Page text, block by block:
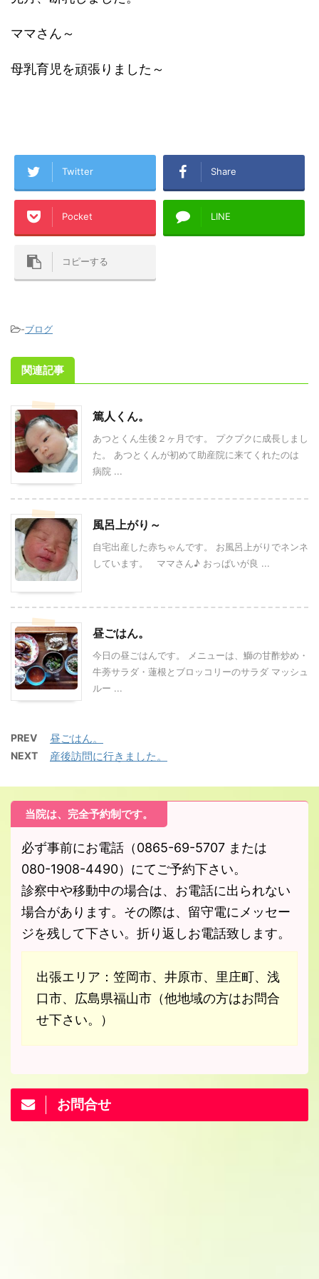
ママさん～
母乳育児を頑張りました～
Twitter Share
Pocket LINE
コピーする
-ブログ
関連記事
篤人くん。
あつとくん生後２ヶ月です。 プクプクに成長しまし
た。 あつとくんが初めて助産院に来てくれたのは
病院 ...
風呂上がり～
自宅出産した赤ちゃんです。 お風呂上がりでネンネ
しています。 ママさん♪ おっぱいが良 ...
昼ごはん。
今日の昼ごはんです。 メニューは、鰤の甘酢炒め・
牛蒡サラダ・蓮根とブロッコリーのサラダ マッシュ
ルー ...
PREV 昼ごはん。
NEXT 産後訪問に行きました。
当院は、完全予約制です。
必ず事前にお電話（0865-69-5707 または
080-1908-4490）にてご予約下さい。
診察中や移動中の場合は、お電話に出られない
場合があります。その際は、留守電にメッセー
ジを残して下さい。折り返しお電話致します。
出張エリア：笠岡市、井原市、里庄町、浅
口市、広島県福山市（他地域の方はお問合
せ下さい。）
お問合せ